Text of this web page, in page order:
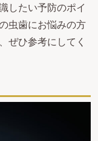
したい予防のポイ
虫歯にお悩みの方
ぜひ参考にしてく